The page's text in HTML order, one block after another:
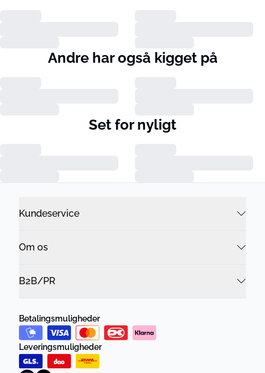
Andre har også kigget på
Set for nyligt
Kundeservice
Om os
B2B/PR
Betalingsmuligheder
Leveringsmuligheder